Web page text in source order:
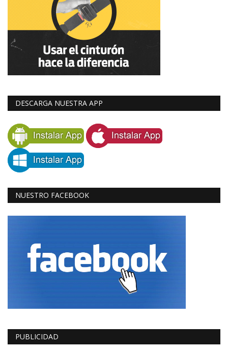
DESCARGA NUESTRA APP
NUESTRO FACEBOOK
PUBLICIDAD